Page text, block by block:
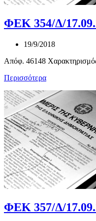
ΦΕΚ 354/Δ/
19/9/2018
Απόφ. 46148
Περισσότερα
ΦΕΚ 357/Δ/